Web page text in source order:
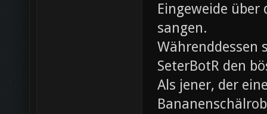
Eingeweide
sangen.
Währenddessen
SeterBotR den
Als jener, der